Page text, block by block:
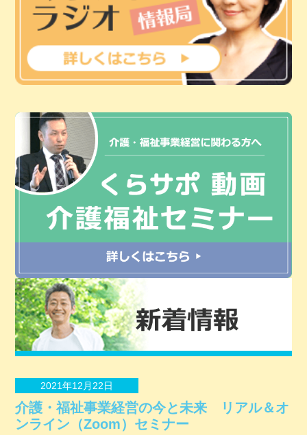
2021年12月22日
介護・福祉事業経営の今と未来 リアル＆オ
ンライン（Zoom）セミナー